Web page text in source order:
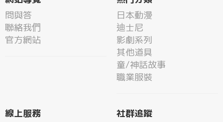
問與答
聯絡我們
官方網站
日本動漫
迪士尼
影劇系列
其他道具
童/神話故事
職業服裝
線上服務
社群追蹤